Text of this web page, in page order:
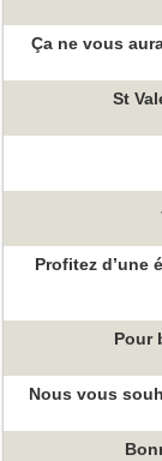
Ça ne vous
St
Profitez d’une
Pour
Nous vous